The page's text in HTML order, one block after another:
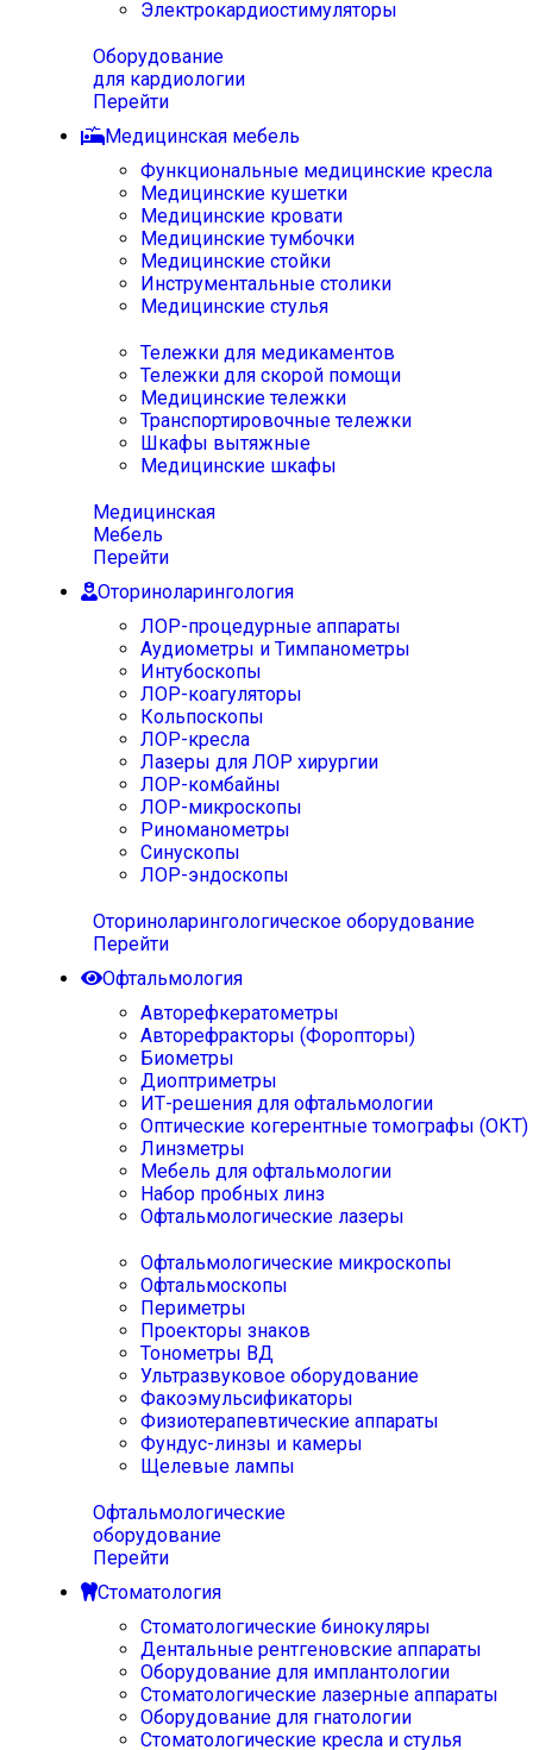
Электрокардиостимуляторы
Оборудование
для кардиологии
Перейти
Медицинская мебель
Функциональные медицинские кресла
Медицинские кушетки
Медицинские кровати
Медицинские тумбочки
Медицинские стойки
Инструментальные столики
Медицинские стулья
Тележки для медикаментов
Тележки для скорой помощи
Медицинские тележки
Транспортировочные тележки
Шкафы вытяжные
Медицинские шкафы
Медицинская
Мебель
Перейти
Оториноларингология
ЛОР-процедурные аппараты
Аудиометры и Тимпанометры
Интубоскопы
ЛОР-коагуляторы
Кольпоскопы
ЛОР-кресла
Лазеры для ЛОР хирургии
ЛОР-комбайны
ЛОР-микроскопы
Риноманометры
Синускопы
ЛОР-эндоскопы
Оториноларингологическое оборудование
Перейти
Офтальмология
Авторефкератометры
Авторефракторы (Форопторы)
Биометры
Диоптриметры
ИТ-решения для офтальмологии
Оптические когерентные томографы (ОКТ)
Линзметры
Мебель для офтальмологии
Набор пробных линз
Офтальмологические лазеры
Офтальмологические микроскопы
Офтальмоскопы
Периметры
Проекторы знаков
Тонометры ВД
Ультразвуковое оборудование
Факоэмульсификаторы
Физиотерапевтические аппараты
Фундус-линзы и камеры
Щелевые лампы
Офтальмологические
оборудование
Перейти
Стоматология
Стоматологические бинокуляры
Дентальные рентгеновские аппараты
Оборудование для имплантологии
Стоматологические лазерные аппараты
Оборудование для гнатологии
Стоматологические кресла и стулья